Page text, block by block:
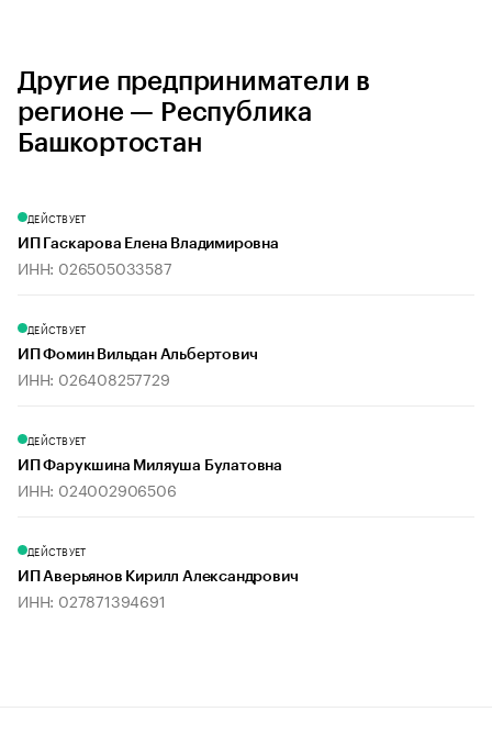
Другие предприниматели в
регионе — Республика
Башкортостан
ДЕЙСТВУЕТ
ИП Гаскарова Елена Владимировна
ИНН: 026505033587
ДЕЙСТВУЕТ
ИП Фомин Вильдан Альбертович
ИНН: 026408257729
ДЕЙСТВУЕТ
ИП Фарукшина Миляуша Булатовна
ИНН: 024002906506
ДЕЙСТВУЕТ
ИП Аверьянов Кирилл Александрович
ИНН: 027871394691